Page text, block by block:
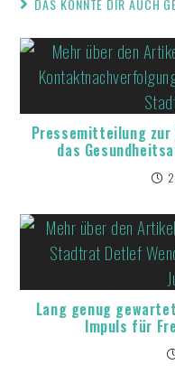
DAS KÖNNTE DIR AUCH
Pressemitteilung
das
Lang genug
Impuls für